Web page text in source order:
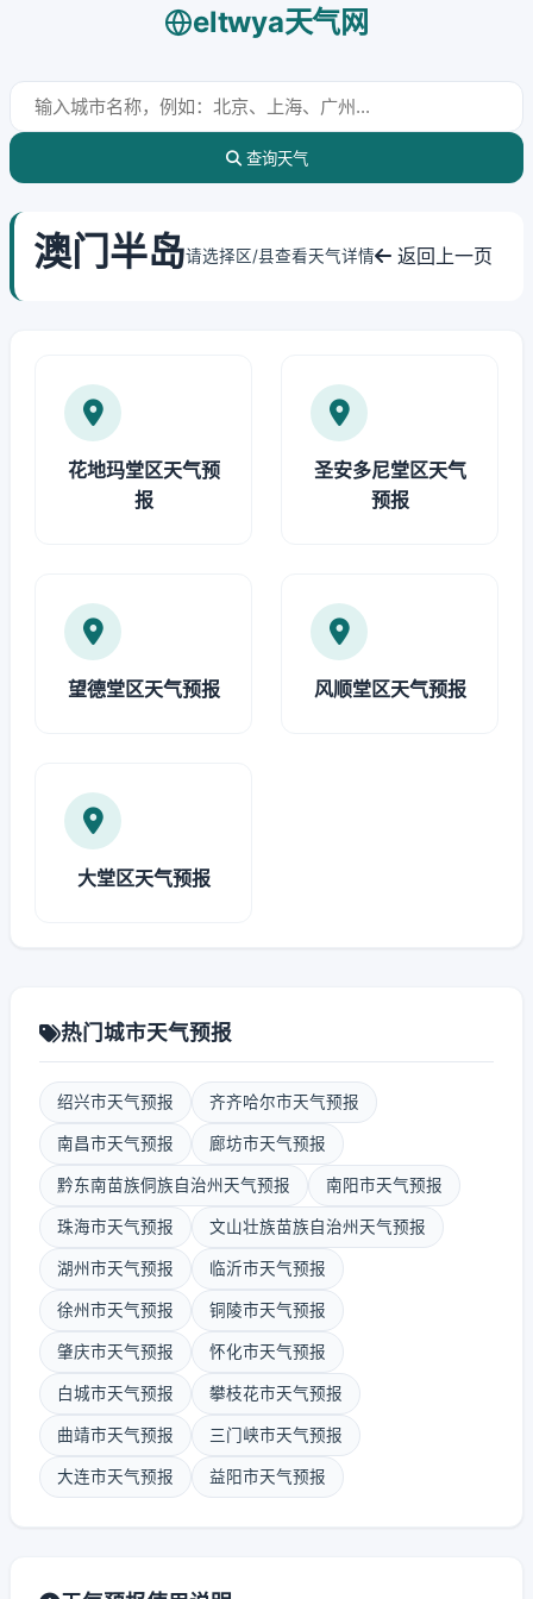
eltwya天气网
查询天气
澳门半岛请选择区/县查看天气详情 返回上一页
花地玛堂区天气预
报
圣安多尼堂区天气
预报
望德堂区天气预报 风顺堂区天气预报
大堂区天气预报
热门城市天气预报
绍兴市天气预报 齐齐哈尔市天气预报
南昌市天气预报 廊坊市天气预报
黔东南苗族侗族自治州天气预报 南阳市天气预报
珠海市天气预报 文山壮族苗族自治州天气预报
湖州市天气预报 临沂市天气预报
徐州市天气预报 铜陵市天气预报
肇庆市天气预报 怀化市天气预报
白城市天气预报 攀枝花市天气预报
曲靖市天气预报 三门峡市天气预报
大连市天气预报 益阳市天气预报